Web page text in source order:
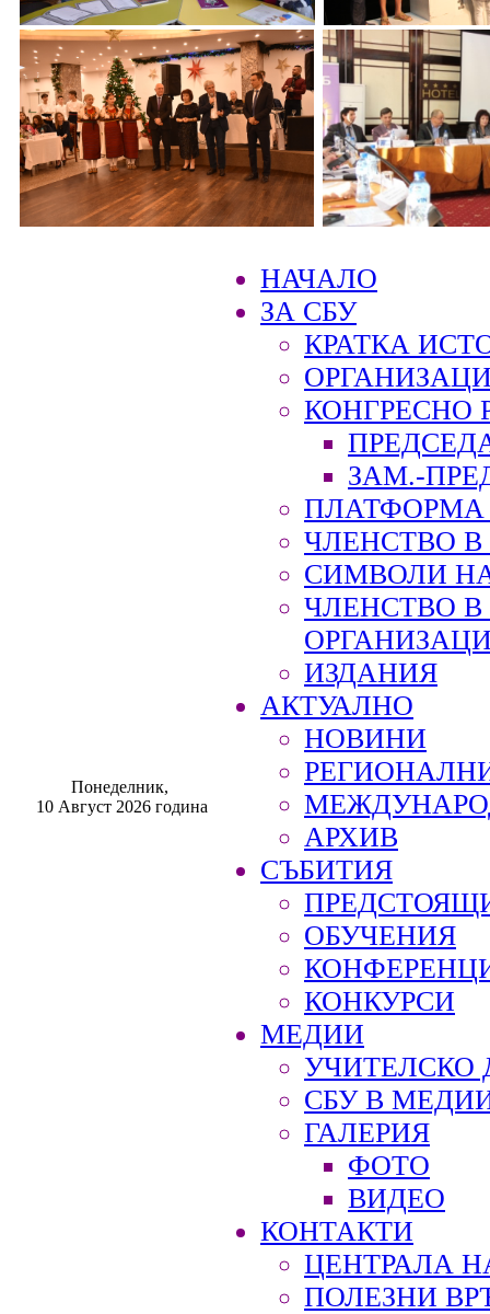
Понеделник,
10 Август 2026 година
НАЧАЛО
ЗА СБУ
КРАТКА
КОНГРЕСНО
ЗАМ.-
ПЛАТФОРМА
ЧЛЕНСТВО В
СИМВОЛИ
ЧЛЕНСТВО
ИЗДАНИЯ
АКТУАЛНО
НОВИНИ
АРХИВ
СЪБИТИЯ
ОБУЧЕНИЯ
КОНКУРСИ
МЕДИИ
УЧИТЕЛСКО
СБУ В
ГАЛЕРИЯ
ФОТО
ВИДЕО
КОНТАКТИ
ЦЕНТРАЛА
ПОЛЕЗНИ